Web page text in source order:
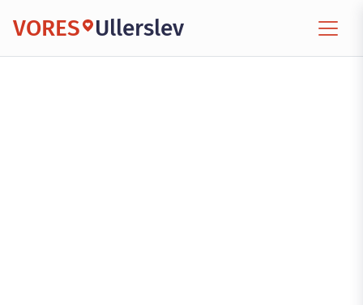
VORES Ullerslev